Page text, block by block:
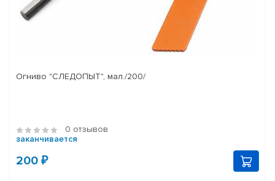
Огниво "СЛЕДОПЫТ", мал./200/
0 отзывов
заканчивается
200 ₽